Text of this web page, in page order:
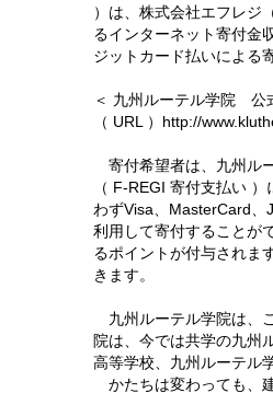
）は、株式会社エフレジ
るインターネット寄付金
ジットカード払いによる
＜ 九州ルーテル学院 公
（ URL ）http://
寄付希望者は、九州ル
（ F-REGI 寄付支払い
わずVisa、MasterCard、
利用して寄付することが
るポイントが付与されま
きます。
九州ルーテル学院は、
院は、今では共学の九州
高等学校、九州ルーテル
かたちは変わっても、